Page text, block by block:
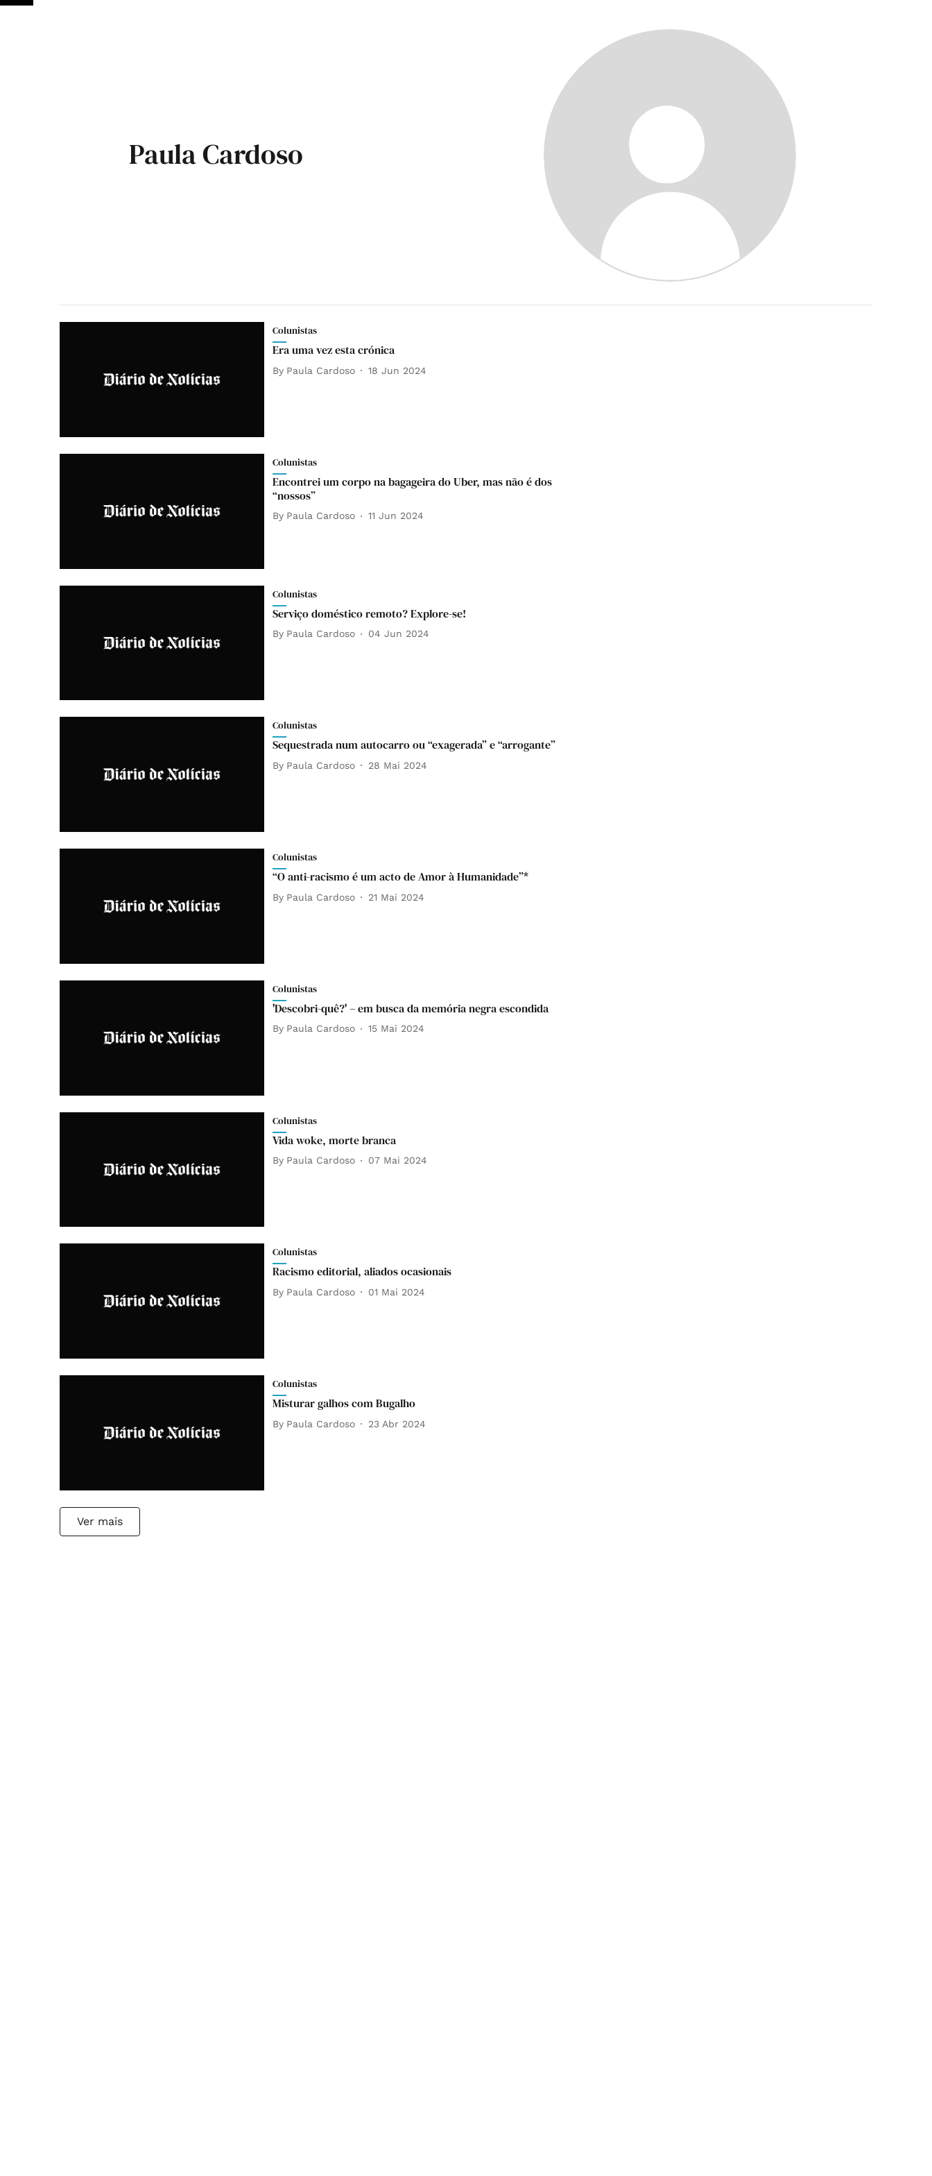
Paula Cardoso
Colunistas
Era uma vez esta crónica
By Paula Cardoso 18 Jun 2024
Colunistas
Encontrei um corpo na bagageira do Uber, mas não é dos
“nossos”
By Paula Cardoso 11 Jun 2024
Colunistas
Serviço doméstico remoto? Explore-se!
By Paula Cardoso 04 Jun 2024
Colunistas
Sequestrada num autocarro ou “exagerada” e “arrogante”
By Paula Cardoso 28 Mai 2024
Colunistas
“O anti-racismo é um acto de Amor à Humanidade”*
By Paula Cardoso 21 Mai 2024
Colunistas
'Descobri-quê?' – em busca da memória negra escondida
By Paula Cardoso 15 Mai 2024
Colunistas
Vida woke, morte branca
By Paula Cardoso 07 Mai 2024
Colunistas
Racismo editorial, aliados ocasionais
By Paula Cardoso 01 Mai 2024
Colunistas
Misturar galhos com Bugalho
By Paula Cardoso 23 Abr 2024
Ver mais